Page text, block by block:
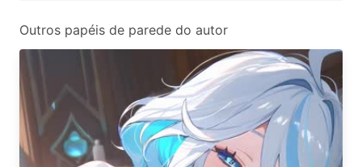
Outros papéis de parede do autor